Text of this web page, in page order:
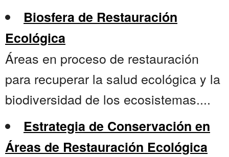
Biosfera de Restauración
Ecológica
Áreas en proceso de restauración
para recuperar la salud ecológica y la
biodiversidad de los ecosistemas....
Estrategia de Conservación en
Áreas de Restauración Ecológica